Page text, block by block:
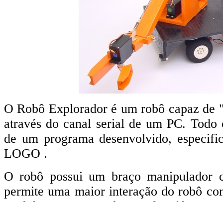
O Robô Explorador é um robô capaz
através do canal serial de um PC.
de um programa desenvolvido,
LOGO .
O robô possui um braço manipulador
permite uma maior interação do robô